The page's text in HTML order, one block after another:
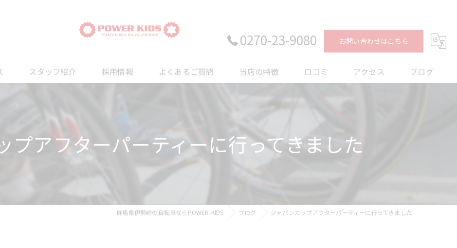
0270-23-9080 お問い合わせはこちら
ングについて
スタッフ紹介 採用情報 よくあるご質問 当店の特徴
フィッティング
口コミ アクセス ブログ
プアフターパーティーに行ってきました
群馬県伊勢崎の自転車ならPOWER-KIDS ブログ ジャパンカップアフターパーティーに行ってきました